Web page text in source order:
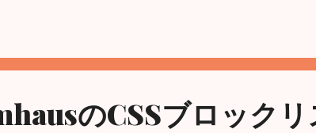
で、RustのコードからC言語用のヘッダーファイル（.h）
不要。 rust-findutils： GNU findutils（find, xargs, locate
12-08) (built from a source tarball) # cargo --version cargo
．Rustツールの解説 コンパイラ・基本ツール rustc：
のCSSブロック